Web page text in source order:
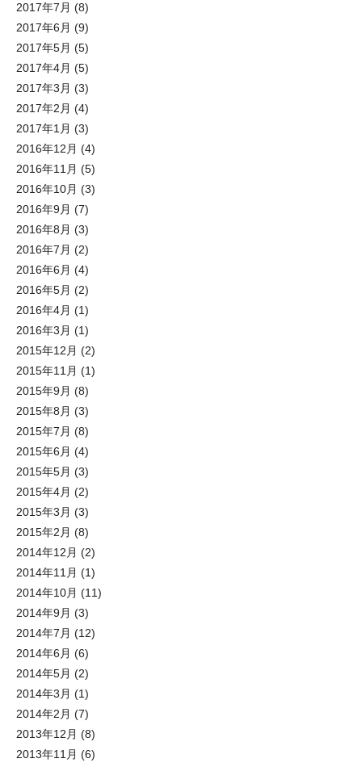
2017年7月 (8)
2017年6月 (9)
2017年5月 (5)
2017年4月 (5)
2017年3月 (3)
2017年2月 (4)
2017年1月 (3)
2016年12月 (4)
2016年11月 (5)
2016年10月 (3)
2016年9月 (7)
2016年8月 (3)
2016年7月 (2)
2016年6月 (4)
2016年5月 (2)
2016年4月 (1)
2016年3月 (1)
2015年12月 (2)
2015年11月 (1)
2015年9月 (8)
2015年8月 (3)
2015年7月 (8)
2015年6月 (4)
2015年5月 (3)
2015年4月 (2)
2015年3月 (3)
2015年2月 (8)
2014年12月 (2)
2014年11月 (1)
2014年10月 (11)
2014年9月 (3)
2014年7月 (12)
2014年6月 (6)
2014年5月 (2)
2014年3月 (1)
2014年2月 (7)
2013年12月 (8)
2013年11月 (6)